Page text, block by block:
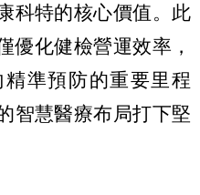
科特的核心價值。此
優化健檢營運效率，
準預防的重要里程
智慧醫療布局打下堅